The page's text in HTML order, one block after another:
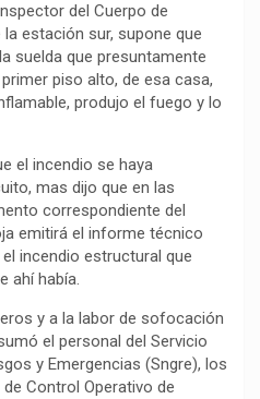
del Cuerpo de
estación sur, supone que
suelda que presuntamente
piso alto, de esa casa,
produjo el fuego y lo
el incendio se haya
mas dijo que en las
correspondiente del
emitirá el informe técnico
incendio estructural que
ahí había.
y a la labor de sofocación
el personal del Servicio
y Emergencias (Sngre), los
Control Operativo de